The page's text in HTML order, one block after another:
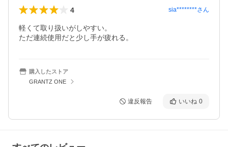
4 sia********さん
軽くて取り扱いがしやすい。
ただ連続使用だと少し手が疲れる。
購入したストア
GRANTZ ONE
違反報告 いいね 0